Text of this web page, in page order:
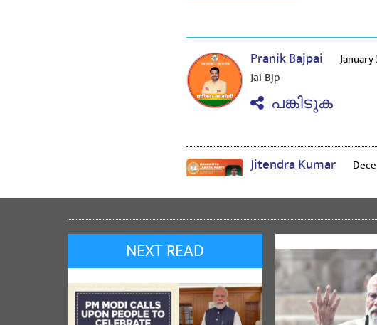
Pranik Bajpai January
Jai Bjp
പങ്കിടുക
Jitendra Kumar
Jitender Kumar
BJP National 🙏🇮🇳❤️
NEXT READ